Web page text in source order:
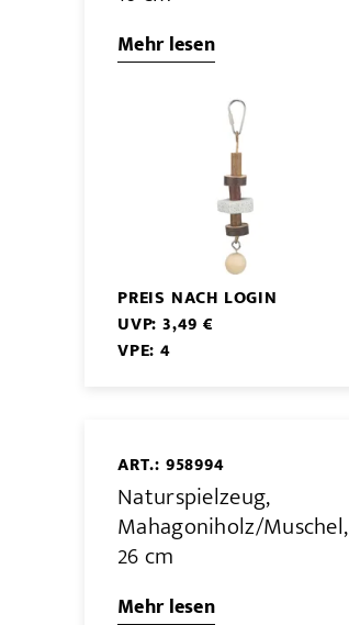
Mehr lesen
PREIS NACH LOGIN
UVP: 3,49 €
VPE: 4
ART.: 958994
Naturspielzeug,
Mahagoniholz/Muschel,
26 cm
Mehr lesen